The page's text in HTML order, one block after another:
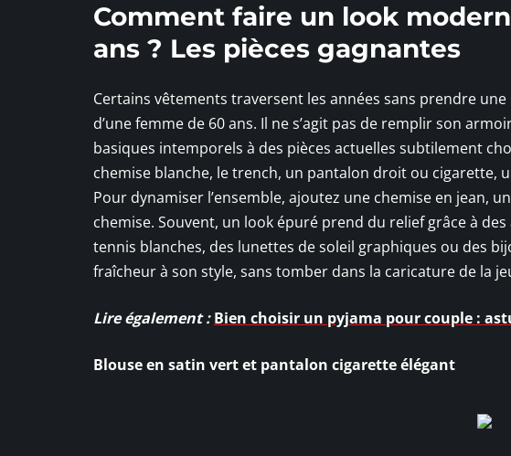
Comment faire un look
ans ? Les pièces gagnantes
Certains vêtements traversent les années sans prendre
d’une femme de 60 ans. Il ne s’agit pas de remplir son
basiques intemporels à des pièces actuelles subtilement
chemise blanche, le trench, un pantalon droit ou cigarette,
Pour dynamiser l’ensemble, ajoutez une chemise en jean,
chemise. Souvent, un look épuré prend du relief grâce à
tennis blanches, des lunettes de soleil graphiques ou des
fraîcheur à son style, sans tomber dans la caricature de la
Lire également : Bien choisir un pyjama pour couple :
Blouse en satin vert et pantalon cigarette élégant